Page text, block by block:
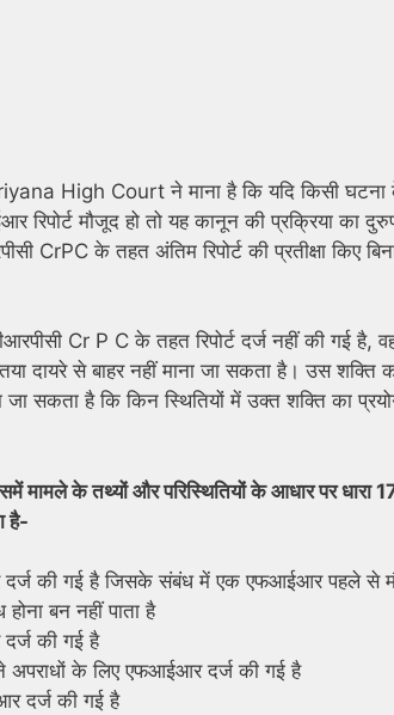
High Court ने माना है कि यदि किसी
मौजूद हो तो यह कानून की प्रक्रिया का
CrPC के तहत अंतिम रिपोर्ट की प्रतीक्षा किए
Cr P C के तहत रिपोर्ट दर्ज नहीं की गई
दायरे से बाहर नहीं माना जा सकता है। उस शक्ति
जा सकता है कि किन स्थितियों में उक्त शक्ति का
मामले के तथ्यों और परिस्थितियों के आधार पर धारा
है-
दर्ज की गई है जिसके संबंध में एक एफआईआर पहले से
बन नहीं पाता है
की गई है
अपराधों के लिए एफआईआर दर्ज की गई है
दर्ज की गई है